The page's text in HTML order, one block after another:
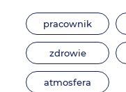
pracownik
zdrowie
atmosfera